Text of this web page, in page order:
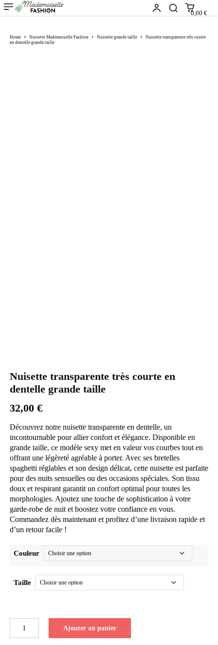
0,00 €
Home Nuisette Mademoiselle Fashion Nuisette grande taille
Nuisette transparente très courte
en dentelle grande taille
Nuisette transparente très courte en
dentelle grande taille
32,00 €
Découvrez notre nuisette transparente en dentelle, un
incontournable pour allier confort et élégance. Disponible en
grande taille, ce modèle sexy met en valeur vos courbes tout en
offrant une légèreté agréable à porter. Avec ses bretelles
spaghetti réglables et son design délicat, cette nuisette est parfaite
pour des nuits sensuelles ou des occasions spéciales. Son tissu
doux et respirant garantit un confort optimal pour toutes les
morphologies. Ajoutez une touche de sophistication à votre
garde-robe de nuit et boostez votre confiance en vous.
Commandez dès maintenant et profitez d’une livraison rapide et
d’un retour facile !
Couleur
Taille
Ajouter au panier